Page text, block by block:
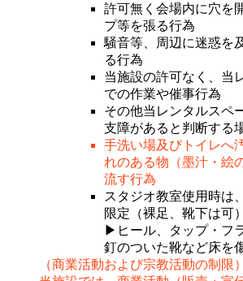
許可無く会場内に穴を
プ等を張る行為
騒音等、周辺に迷惑を
る行為
当施設の許可なく、当
での作業や催事行為
その他当レンタルスペ
支障があると判断する
手洗い場及びトイレへ
れのある物（墨汁・絵
流す行為
スタジオ教室使用時は
限定（裸足、靴下は可）
▶ヒール、タップ・フ
釘のついた靴など床を
（商業活動および宗教活動の制限）